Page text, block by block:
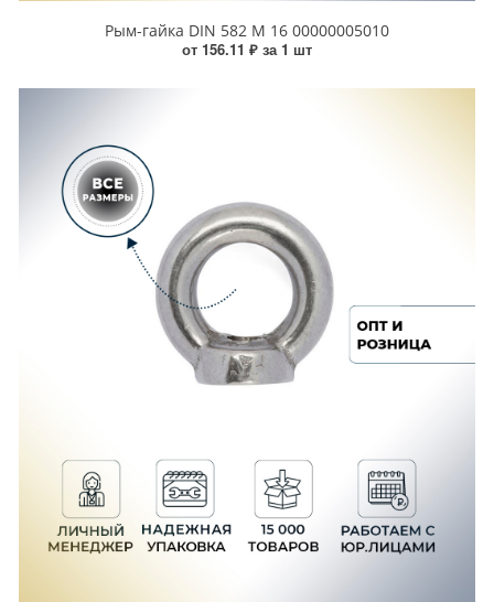
Рым-гайка DIN 582 М 16 00000005010
от 156.11 ₽ за 1 шт